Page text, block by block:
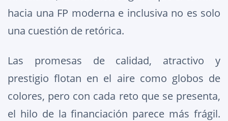
hacia una FP moderna e inclusiva no es solo
una cuestión de retórica.
Las promesas de calidad, atractivo y
prestigio flotan en el aire como globos de
colores, pero con cada reto que se presenta,
el hilo de la financiación parece más frágil.